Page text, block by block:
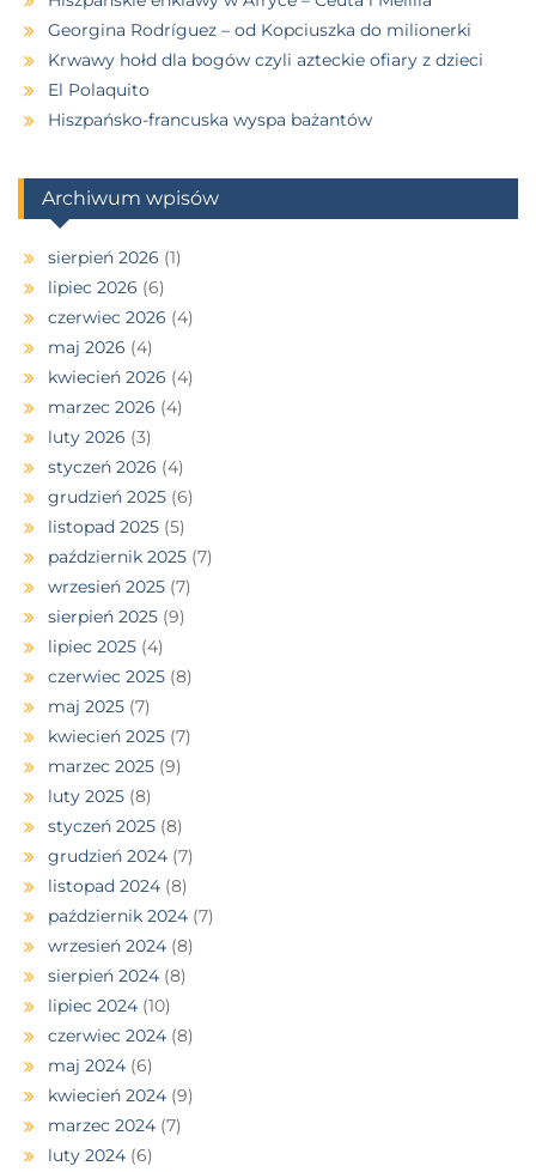
Georgina Rodríguez – od Kopciuszka do milionerki
Krwawy hołd dla bogów czyli azteckie ofiary z dzieci
El Polaquito
Hiszpańsko-francuska wyspa bażantów
Archiwum wpisów
sierpień 2026 (1)
lipiec 2026 (6)
czerwiec 2026 (4)
maj 2026 (4)
kwiecień 2026 (4)
marzec 2026 (4)
luty 2026 (3)
styczeń 2026 (4)
grudzień 2025 (6)
listopad 2025 (5)
październik 2025 (7)
wrzesień 2025 (7)
sierpień 2025 (9)
lipiec 2025 (4)
czerwiec 2025 (8)
maj 2025 (7)
kwiecień 2025 (7)
marzec 2025 (9)
luty 2025 (8)
styczeń 2025 (8)
grudzień 2024 (7)
listopad 2024 (8)
październik 2024 (7)
wrzesień 2024 (8)
sierpień 2024 (8)
lipiec 2024 (10)
czerwiec 2024 (8)
maj 2024 (6)
kwiecień 2024 (9)
marzec 2024 (7)
luty 2024 (6)